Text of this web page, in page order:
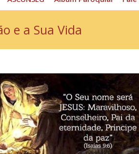
e a Sua Vida